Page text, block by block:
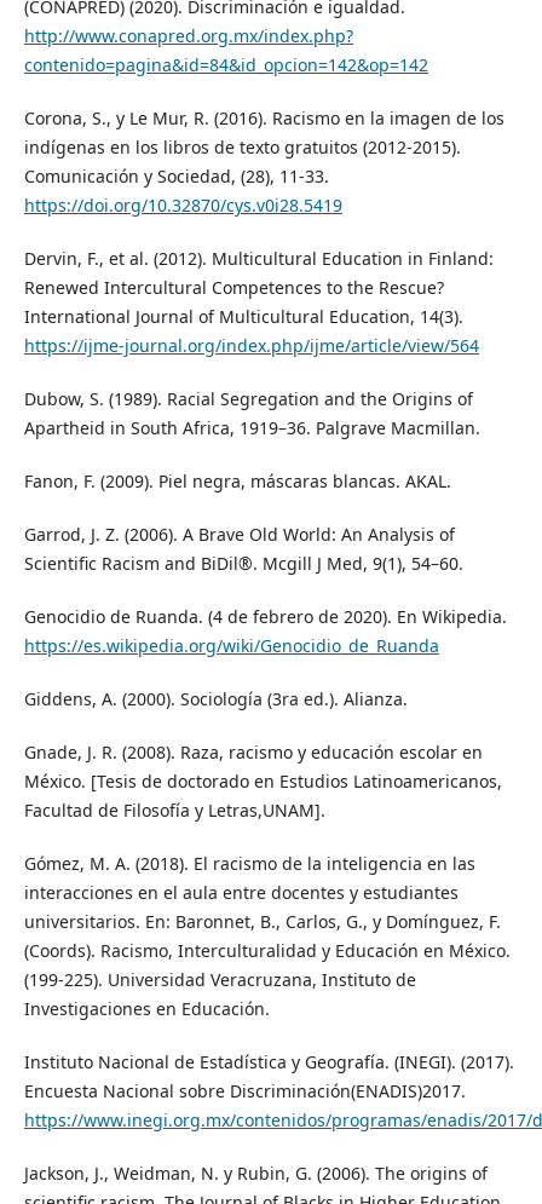
(CONAPRED) (2020). Discriminación e igualdad.
http://www.conapred.org.mx/index.php?
contenido=pagina&id=84&id_opcion=142&op=142
Corona, S., y Le Mur, R. (2016). Racismo en la imagen de los
indígenas en los libros de texto gratuitos (2012-2015).
Comunicación y Sociedad, (28), 11-33.
https://doi.org/10.32870/cys.v0i28.5419
Dervin, F., et al. (2012). Multicultural Education in Finland:
Renewed Intercultural Competences to the Rescue?
International Journal of Multicultural Education, 14(3).
https://ijme-journal.org/index.php/ijme/article/view/564
Dubow, S. (1989). Racial Segregation and the Origins of
Apartheid in South Africa, 1919–36. Palgrave Macmillan.
Fanon, F. (2009). Piel negra, máscaras blancas. AKAL.
Garrod, J. Z. (2006). A Brave Old World: An Analysis of
Scientific Racism and BiDil®. Mcgill J Med, 9(1), 54–60.
Genocidio de Ruanda. (4 de febrero de 2020). En Wikipedia.
https://es.wikipedia.org/wiki/Genocidio_de_Ruanda
Giddens, A. (2000). Sociología (3ra ed.). Alianza.
Gnade, J. R. (2008). Raza, racismo y educación escolar en
México. [Tesis de doctorado en Estudios Latinoamericanos,
Facultad de Filosofía y Letras,UNAM].
Gómez, M. A. (2018). El racismo de la inteligencia en las
interacciones en el aula entre docentes y estudiantes
universitarios. En: Baronnet, B., Carlos, G., y Domínguez, F.
(Coords). Racismo, Interculturalidad y Educación en México.
(199-225). Universidad Veracruzana, Instituto de
Investigaciones en Educación.
Instituto Nacional de Estadística y Geografía. (INEGI). (2017).
Encuesta Nacional sobre Discriminación(ENADIS)2017.
https://www.inegi.org.mx/contenidos/programas/enadis/2017/
Jackson, J., Weidman, N. y Rubin, G. (2006). The origins of